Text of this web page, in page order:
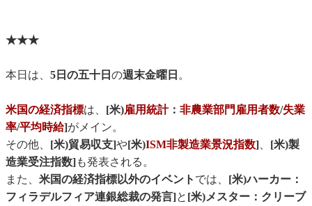
★★★
本日は、 5日の五十日 の週末金曜日 。
米国の経済指標は、 [米)雇用統計： 非農業部門雇用者数/失業
率/平均時給]がメイン。
その他、 [米)貿易収支]や[米)ISM非製造業景況指数]、 [米)製
造業受注指数]も発表される。
また、 米国の経済指標以外のイベント では、 [米)ハーカー：
フィラデルフィア連銀総裁の発言]と [米)メスター：クリーブ